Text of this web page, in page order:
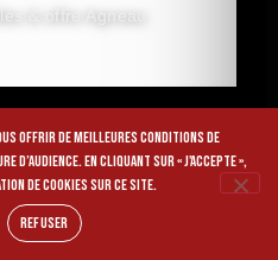
& offre Agneau
offrir de meilleures conditions de
d’audience. En cliquant sur « J'accepte »,
de cookies sur ce site.
Refuser